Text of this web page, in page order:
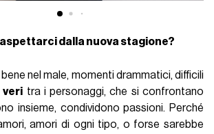
dalla nuova stagione?
nel male, momenti drammatici, difficili
veri tra i personaggi, che si confrontano
insieme, condividono passioni. Perché
amori di ogni tipo, o forse sarebbe